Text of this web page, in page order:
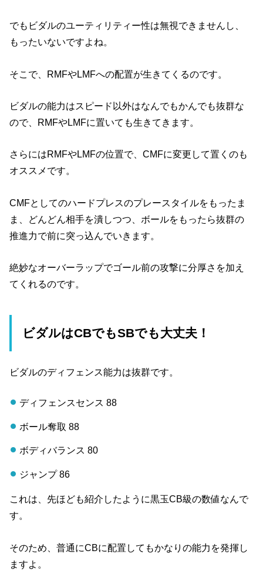
でもビダルのユーティリティー性は無視できませんし、
もったいないですよね。
そこで、RMFやLMFへの配置が生きてくるのです。
ビダルの能力はスピード以外はなんでもかんでも抜群な
ので、RMFやLMFに置いても生きてきます。
さらにはRMFやLMFの位置で、CMFに変更して置くのも
オススメです。
CMFとしてのハードプレスのプレースタイルをもったま
ま、どんどん相手を潰しつつ、ボールをもったら抜群の
推進力で前に突っ込んでいきます。
絶妙なオーバーラップでゴール前の攻撃に分厚さを加え
てくれるのです。
ビダルはCBでもSBでも大丈夫！
ビダルのディフェンス能力は抜群です。
ディフェンスセンス 88
ボール奪取 88
ボディバランス 80
ジャンプ 86
これは、先ほども紹介したように黒玉CB級の数値なんで
す。
そのため、普通にCBに配置してもかなりの能力を発揮し
ますよ。